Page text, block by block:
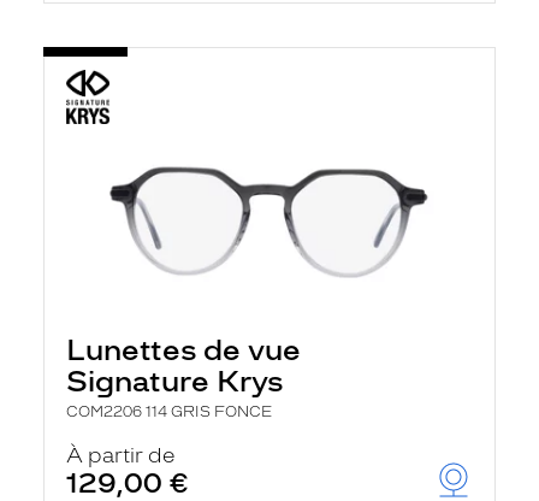
Lunettes de vue
Signature Krys
COM2206 114 GRIS FONCE
À partir de
129,00 €